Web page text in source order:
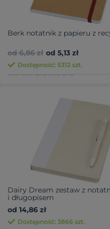
Berk notatnik z papieru z
od 6,86 zł od 5,13 zł
Dostępność: 5312 szt.
Dairy Dream zestaw z
i długopisem
od 14,86 zł
Dostępność: 3866 szt.